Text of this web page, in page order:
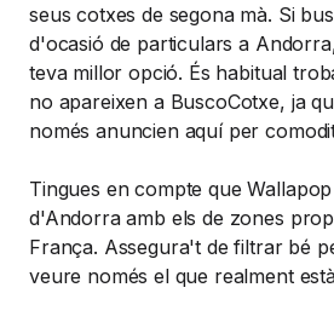
seus cotxes de segona mà. Si
d'ocasió de particulars a
teva millor opció. És habitual
no apareixen a BuscoCotxe, ja
només anuncien aquí per
Tingues en compte que
d'Andorra amb els de zones
França. Assegura't de filtrar bé
veure només el que realment